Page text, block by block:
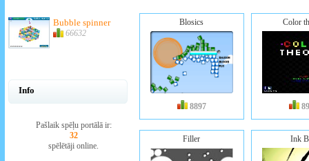
Bubble spinner
66632
Info
Pašlaik spēļu portālā ir:
32
spēlētāji online.
Blosics
8897
Color
Filler Ink